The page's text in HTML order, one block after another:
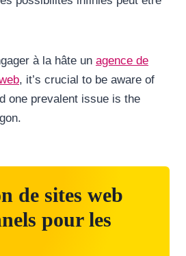
à la hâte un agence de
, it’s crucial to be aware of
one prevalent issue is the
de sites web
pour les